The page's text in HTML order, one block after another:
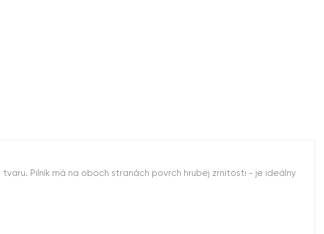
Pilník má na oboch stranách povrch hrubej zrnitosti - je ideálny